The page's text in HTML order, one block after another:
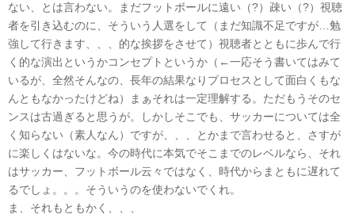
ない、とは言わない。まだフットボールに遠い（?）疎い（?）視聴
者を引き込むのに、そういう人選をして（まだ知識不足ですが…勉
強して行きます、、、的な挨拶をさせて）視聴者とともに歩んで行
く的な演出というかコンセプトというか（←一応そう書いてはみて
いるが、全然そんなの、長年の結果なりプロセスとして面白くもな
んともなかったけどね）まぁそれは一定理解する。ただもうそのセ
ンスは古過ぎると思うが。しかしそこでも、サッカーについては全
く知らない（素人なん）ですが、、、とかまで言わせると、さすが
に楽しくはないな。今の時代に本気でそこまでのレベルなら、それ
はサッカー、フットボール云々ではなく、時代からまともに遅れて
るでしょ。。。そういうのを使わないでくれ。
ま、それもともかく、、、